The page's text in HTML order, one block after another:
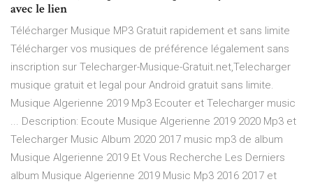
avec le lien
Télécharger Musique MP3 Gratuit rapidement et sans limite
Télécharger vos musiques de préférence légalement sans
inscription sur Telecharger-Musique-Gratuit.net,Telecharger
musique gratuit et legal pour Android gratuit sans limite.
Musique Algerienne 2019 Mp3 Ecouter et Telecharger music
... Description: Ecoute Musique Algerienne 2019 2020 Mp3 et
Telecharger Music Album 2020 2017 music mp3 de album
Musique Algerienne 2019 Et Vous Recherche Les Derniers
album Musique Algerienne 2019 Music Mp3 2016 2017 et